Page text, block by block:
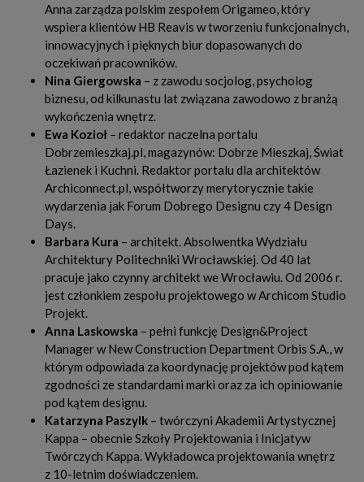
Anna zarządza polskim zespołem Origameo, który
wspiera klientów HB Reavis w tworzeniu funkcjonalnych,
innowacyjnych i pięknych biur dopasowanych do
oczekiwań pracowników.
Nina Giergowska – z zawodu socjolog, psycholog
biznesu, od kilkunastu lat związana zawodowo z branżą
wykończenia wnętrz.
Ewa Kozioł – redaktor naczelna portalu
Dobrzemieszkaj.pl, magazynów: Dobrze Mieszkaj, Świat
Łazienek i Kuchni. Redaktor portalu dla architektów
Archiconnect.pl, współtworzy merytorycznie takie
wydarzenia jak Forum Dobrego Designu czy 4 Design
Days.
Barbara Kura – architekt. Absolwentka Wydziału
Architektury Politechniki Wrocławskiej. Od 40 lat
pracuje jako czynny architekt we Wrocławiu. Od 2006 r.
jest członkiem zespołu projektowego w Archicom Studio
Projekt.
Anna Laskowska – pełni funkcję Design&Project
Manager w New Construction Department Orbis S.A., w
którym odpowiada za koordynację projektów pod kątem
zgodności ze standardami marki oraz za ich opiniowanie
pod kątem designu.
Katarzyna Paszylk – twórczyni Akademii Artystycznej
Kappa – obecnie Szkoły Projektowania i Inicjatyw
Twórczych Kappa. Wykładowca projektowania wnętrz
z 10-letnim doświadczeniem.